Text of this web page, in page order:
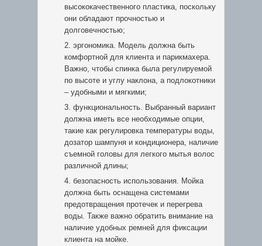
высококачественного пластика, поскольку
они обладают прочностью и
долговечностью;
эргономика. Модель должна быть
комфортной для клиента и парикмахера.
Важно, чтобы спинка была регулируемой
по высоте и углу наклона, а подлокотники
– удобными и мягкими;
функциональность. Выбранный вариант
должна иметь все необходимые опции,
такие как регулировка температуры воды,
дозатор шампуня и кондиционера, наличие
съемной головы для легкого мытья волос
различной длины;
безопасность использования. Мойка
должна быть оснащена системами
предотвращения протечек и перегрева
воды. Также важно обратить внимание на
наличие удобных ремней для фиксации
клиента на мойке.